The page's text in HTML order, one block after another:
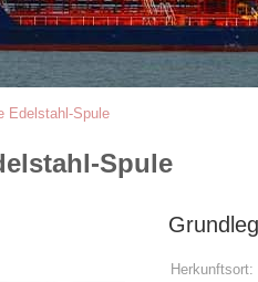
Edelstahl-Spule
Spule
Herkunftsort: